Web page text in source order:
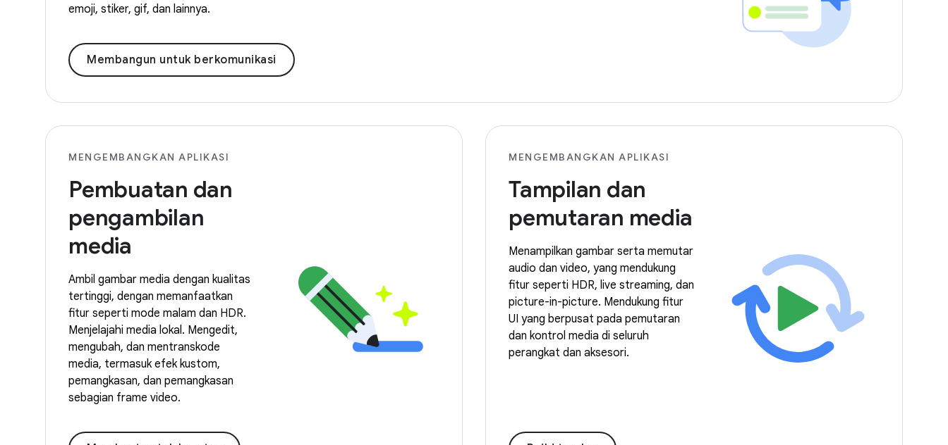
emoji, stiker, gif, dan lainnya.
Membangun untuk berkomunikasi
MENGEMBANGKAN APLIKASI
Pembuatan dan
pengambilan
media
Ambil gambar media dengan kualitas
tertinggi, dengan memanfaatkan
fitur seperti mode malam dan HDR.
Menjelajahi media lokal. Mengedit,
mengubah, dan mentranskode
media, termasuk efek kustom,
pemangkasan, dan pemangkasan
sebagian frame video.
MENGEMBANGKAN APLIKASI
Tampilan dan
pemutaran media
Menampilkan gambar serta memutar
audio dan video, yang mendukung
fitur seperti HDR, live streaming, dan
picture-in-picture. Mendukung fitur
UI yang berpusat pada pemutaran
dan kontrol media di seluruh
perangkat dan aksesori.